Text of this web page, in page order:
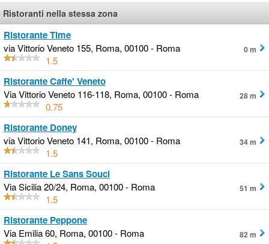
Ristoranti nella stessa zona
Ristorante Time
via Vittorio Veneto 155, Roma, 00100 - Roma
1.5
0 m
Ristorante Caffe' Veneto
Via Vittorio Veneto 116-118, Roma, 00100 - Roma
0.75
28 m
Ristorante Doney
via Vittorio Veneto 141, Roma, 00100 - Roma
1.5
34 m
Ristorante Le Sans Souci
Via Sicilia 20/24, Roma, 00100 - Roma
1.5
51 m
Ristorante Peppone
Via Emilia 60, Roma, 00100 - Roma
82 m